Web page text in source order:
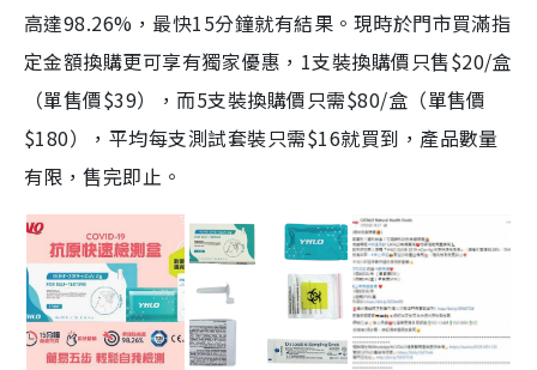
高達98.26%，最快15分鐘就有結果。現時於門市買滿指
定金額換購更可享有獨家優惠，1支裝換購價只售$20/盒
（單售價$39），而5支裝換購價只需$80/盒（單售價
$180），平均每支測試套裝只需$16就買到，產品數量
有限，售完即止。